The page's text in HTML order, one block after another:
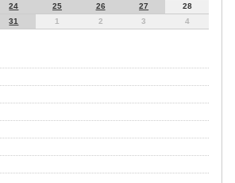
24 25 26 27
28
31 1 2 3 4